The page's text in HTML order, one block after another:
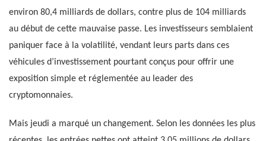
environ 80,4 milliards de dollars, contre plus de 104 milliards
au début de cette mauvaise passe. Les investisseurs semblaient
paniquer face à la volatilité, vendant leurs parts dans ces
véhicules d’investissement pourtant conçus pour offrir une
exposition simple et réglementée au leader des
cryptomonnaies.
Mais jeudi a marqué un changement. Selon les données les plus